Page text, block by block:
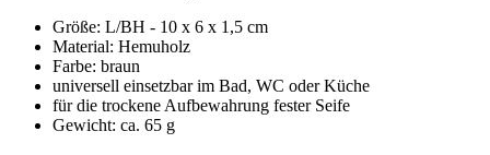
Größe: L/BH - 10 x 6 x 1,5 cm
Material: Hemuholz
Farbe: braun
universell einsetzbar im Bad, WC oder Küche
für die trockene Aufbewahrung fester Seife
Gewicht: ca. 65 g